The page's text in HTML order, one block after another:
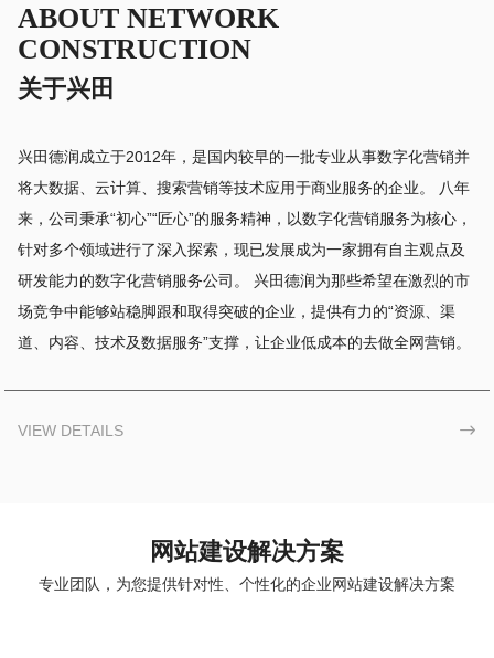
ABOUT NETWORK
CONSTRUCTION
关于兴田
兴田德润成立于2012年，是国内较早的一批专业从事数字化营销并
将大数据、云计算、搜索营销等技术应用于商业服务的企业。 八年
来，公司秉承“初心”“匠心”的服务精神，以数字化营销服务为核心，
针对多个领域进行了深入探索，现已发展成为一家拥有自主观点及
研发能力的数字化营销服务公司。 兴田德润为那些希望在激烈的市
场竞争中能够站稳脚跟和取得突破的企业，提供有力的“资源、渠
道、内容、技术及数据服务”支撑，让企业低成本的去做全网营销。
VIEW DETAILS 
网站建设解决方案
专业团队，为您提供针对性、个性化的企业网站建设解决方案